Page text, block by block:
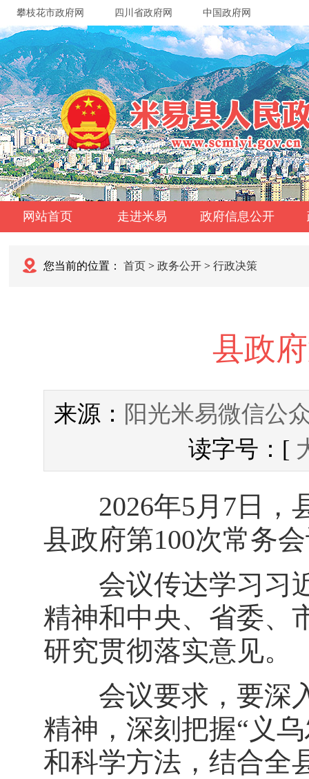
攀枝花市政府网 四川省政府网 中国政府网
网站首页 走进米易 政府信息公开
您当前的位置： 首页 > 政务公开 > 行政决策
县政
来源： 阳光米易微信公
读字号：[
2026年5月7日，
县政府第100次常务
会议传达学习习近
精神和中央、省委、
研究贯彻落实意见。
会议要求，要深入
精神，深刻把握“义
和科学方法，结合全